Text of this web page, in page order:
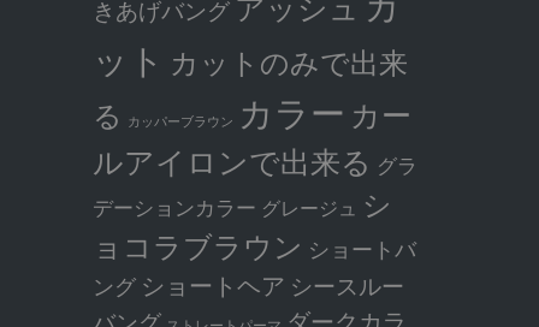
きあげバング
ット カットのみで出来
る カッパーブラウン カラー カー
ルアイロンで出来る グラ
デーションカラー グレージュ シ
ョコラブラウン ショートバ
ング ショートヘア シースルー